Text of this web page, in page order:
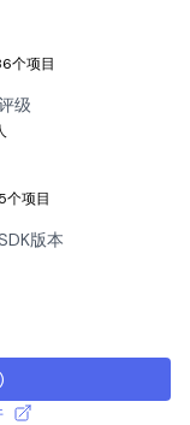
个项目
级
个项目
版本
)